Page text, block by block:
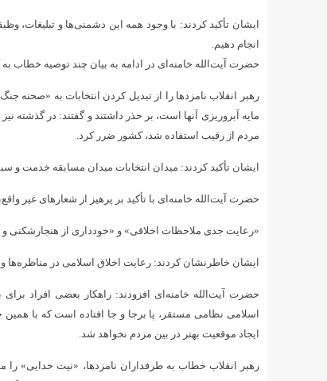
ایشان تأکید کردند: با وجود همه این دشمنی‌ها و
انجام دهیم.
حضرت آیت‌الله خامنه‌ای در ادامه به بیان چند توصیه خطاب
رهبر انقلاب نامزدها را از تبدیل کردن انتخابات به «صحنه
مایه آبروریزی آنها است، بر حذر داشتند و گفتند: در گذشته
مردم از رقیب استفاده شد، کشور ضرر کرد.
ایشان تأکید کردند: میدان انتخابات میدان مسابقه خدمت و
حضرت آیت‌الله خامنه‌ای با تأکید بر پرهیز از شعارهای غیر
«رعایت جدی ملاحظات اخلاقی» و «خودداری از هنجارشکنی
ایشان خاطرنشان کردند: رعایت اخلاق اسلامی در
حضرت آیت‌الله خامنه‌ای افزودند: راهکار بعضی افراد
اسلامی نظامی مستقر، پا برجا و جا افتاده است که با
ایجاد موقعیت بهتر در بین مردم نخواهد شد.
رهبر انقلاب خطاب به طرفداران نامزدها، «نیت خدایی»